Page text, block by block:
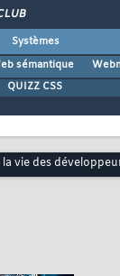
Systèmes
sémantique
QUIZZ CSS
vie des